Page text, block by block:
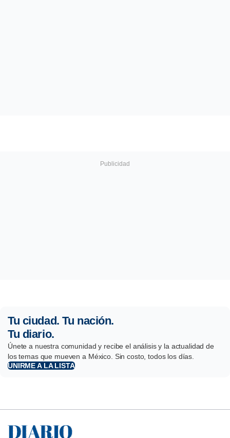
Tu ciudad. Tu nación.
Tu diario.
Únete a nuestra comunidad y recibe el análisis y la actualidad de
los temas que mueven a México. Sin costo, todos los días.
UNIRME A LA LISTA